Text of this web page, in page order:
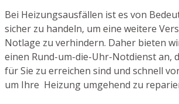
Bei Heizungsausfällen ist es von
sicher zu handeln, um eine weitere
Notlage zu verhindern. Daher bieten
einen Rund-um-die-Uhr-Notdienst an,
für Sie zu erreichen sind und schnell
um Ihre Heizung umgehend zu